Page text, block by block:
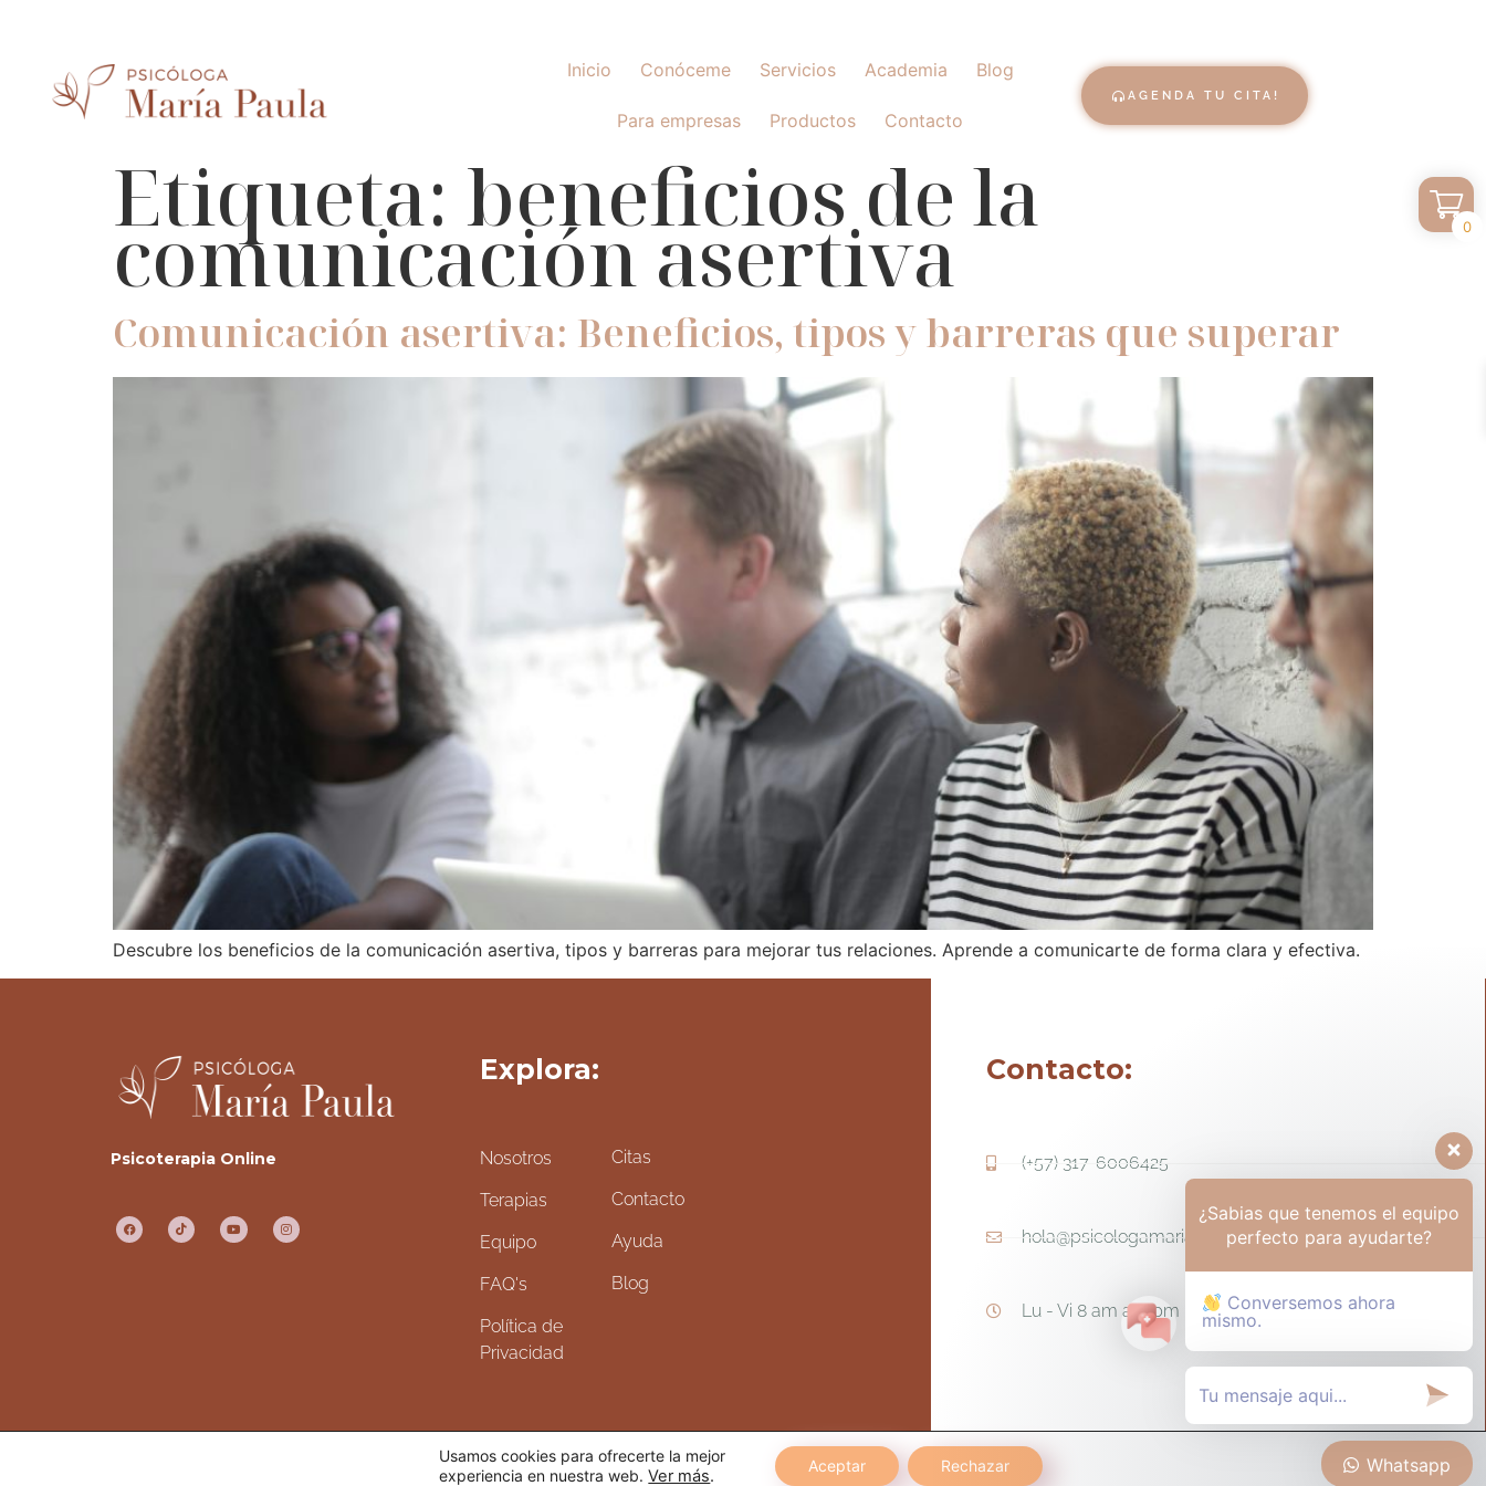
Inicio Conóceme Servicios Academia Blog
Para empresas Productos Contacto
AGENDA TU CITA!
Etiqueta: beneficios de la
comunicación asertiva
Comunicación asertiva: Beneficios, tipos y barreras que superar
Descubre los beneficios de la comunicación asertiva, tipos y barreras para mejorar tus relaciones. Aprende a comunicarte de forma clara y efectiva.
Psicoterapia Online
Explora:
Nosotros
Terapias
Equipo
FAQ's
Política de
Privacidad
Citas
Contacto
Ayuda
Blog
Contacto:
(+57) 317-6006425
hola@psicologamariapaula.com
Lu - Vi 8 am a 6 pm - Sa 8am - 12m
Usamos cookies para ofrecerte la mejor
experiencia en nuestra web.Ver más.
Aceptar Rechazar
0
¿Sabias que tenemos el equipo
perfecto para ayudarte?
Conversemos ahora
mismo.
Whatsapp